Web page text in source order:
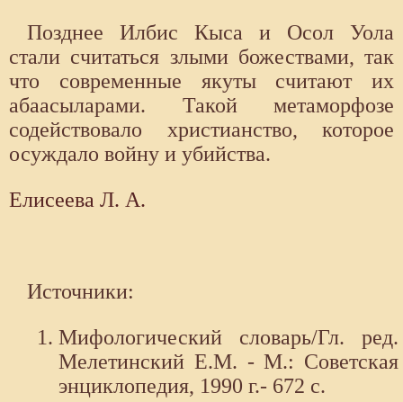
Позднее Илбис Кыса и Осол Уола
стали считаться злыми божествами, так
что современные якуты считают их
абаасыларами. Такой метаморфозе
содействовало христианство, которое
осуждало войну и убийства.
Елисеева Л. А.
Источники:
Мифологический словарь/Гл. ред.
Мелетинский Е.М. - М.: Советская
энциклопедия, 1990 г.- 672 с.